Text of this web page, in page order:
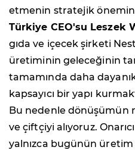
etmenin stratejik
Türkiye CEO'su Leszek
gıda ve içecek şirketi
üretiminin geleceğinin
tamamında daha
kapsayıcı bir yapı
Bu nedenle dönüşümün
ve çiftçiyi alıyoruz.
yalnızca bugünün üretim